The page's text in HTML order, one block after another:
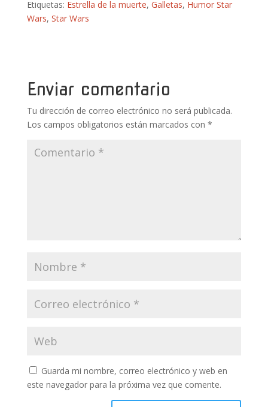
e
k
itter m at m
Etiquetas: Estrella de la muerte, Galletas, Humor Star
Wars, Star Wars
Enviar comentario
Tu dirección de correo electrónico no será publicada.
Los campos obligatorios están marcados con *
Guarda mi nombre, correo electrónico y web en
este navegador para la próxima vez que comente.